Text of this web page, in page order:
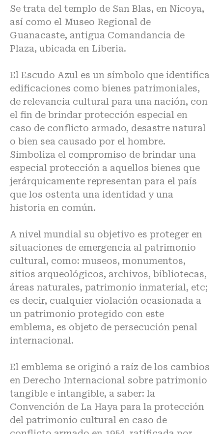
Se trata del templo de San Blas, en Nicoya,
así como el Museo Regional de
Guanacaste, antigua Comandancia de
Plaza, ubicada en Liberia.
El Escudo Azul es un símbolo que identifica
edificaciones como bienes patrimoniales,
de relevancia cultural para una nación, con
el fin de brindar protección especial en
caso de conflicto armado, desastre natural
o bien sea causado por el hombre.
Simboliza el compromiso de brindar una
especial protección a aquellos bienes que
jerárquicamente representan para el país
que los ostenta una identidad y una
historia en común.
A nivel mundial su objetivo es proteger en
situaciones de emergencia al patrimonio
cultural, como: museos, monumentos,
sitios arqueológicos, archivos, bibliotecas,
áreas naturales, patrimonio inmaterial, etc;
es decir, cualquier violación ocasionada a
un patrimonio protegido con este
emblema, es objeto de persecución penal
internacional.
El emblema se originó a raíz de los cambios
en Derecho Internacional sobre patrimonio
tangible e intangible, a saber: la
Convención de La Haya para la protección
del patrimonio cultural en caso de